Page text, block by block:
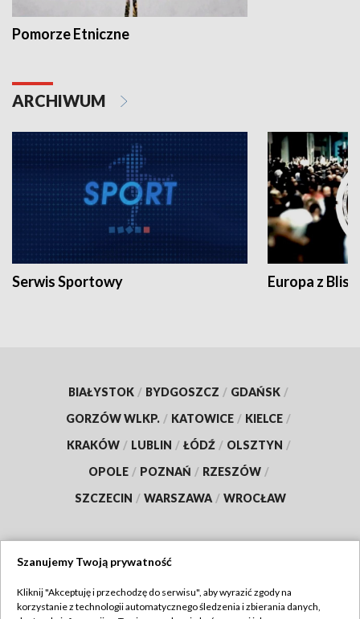
Pomorze Etniczne
ARCHIWUM
Serwis Sportowy Europa z
BIAŁYSTOK / BYDGOSZCZ / GDAŃSK /
GORZÓW WLKP. / KATOWICE / KIELCE /
KRAKÓW / LUBLIN / ŁÓDŹ / OLSZTYN /
OPOLE / POZNAŃ / RZESZÓW /
SZCZECIN / WARSZAWA / WROCŁAW
TVP
Szanujemy Twoją prywatność
Kliknij "Akceptuję i przechodzę do serwisu", aby wyrazić zgody na
korzystanie z technologii automatycznego śledzenia i zbierania danych,